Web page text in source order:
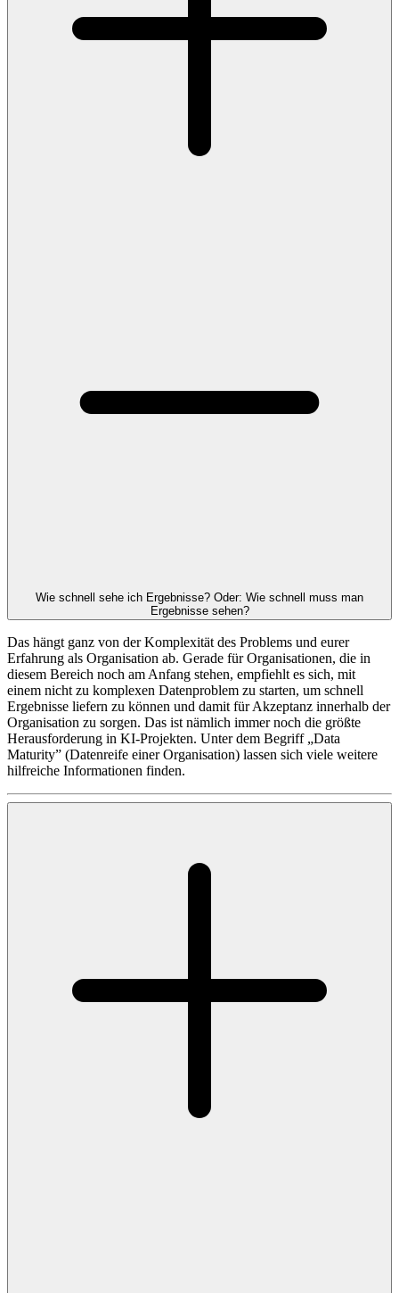
Wie schnell sehe ich Ergebnisse? Oder: Wie schnell muss man
Ergebnisse sehen?
Das hängt ganz von der Komplexität des Problems und eurer
Erfahrung als Organisation ab. Gerade für Organisationen, die in
diesem Bereich noch am Anfang stehen, empfiehlt es sich, mit
einem nicht zu komplexen Datenproblem zu starten, um schnell
Ergebnisse liefern zu können und damit für Akzeptanz innerhalb der
Organisation zu sorgen. Das ist nämlich immer noch die größte
Herausforderung in KI-Projekten. Unter dem Begriff „Data
Maturity” (Datenreife einer Organisation) lassen sich viele weitere
hilfreiche Informationen finden.